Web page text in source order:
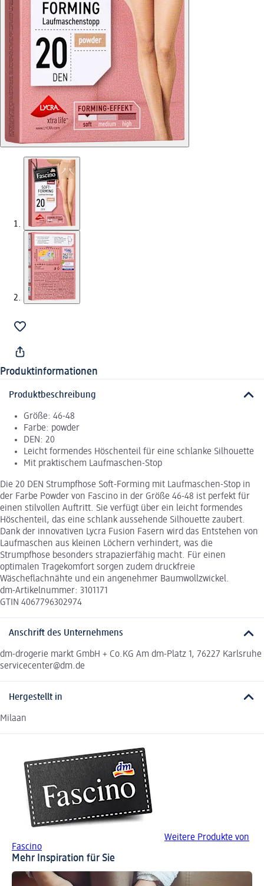
Produktinformationen
Produktbeschreibung
Größe: 46-48
Farbe: powder
DEN: 20
Leicht formendes Höschenteil für eine schlanke Silhouette
Mit praktischem Laufmaschen-Stop
Die 20 DEN Strumpfhose Soft-Forming mit Laufmaschen-Stop in
der Farbe Powder von Fascino in der Größe 46-48 ist perfekt für
einen stilvollen Auftritt. Sie verfügt über ein leicht formendes
Höschenteil, das eine schlank aussehende Silhouette zaubert.
Dank der innovativen Lycra Fusion Fasern wird das Entstehen von
Laufmaschen aus kleinen Löchern verhindert, was die
Strumpfhose besonders strapazierfähig macht. Für einen
optimalen Tragekomfort sorgen zudem druckfreie
Wäscheflachnähte und ein angenehmer Baumwollzwickel.
dm-Artikelnummer: 3101171
GTIN 4067796302974
Anschrift des Unternehmens
dm-drogerie markt GmbH + Co.KG Am dm-Platz 1, 76227 Karlsruhe
servicecenter@dm.de
Hergestellt in
Milaan
Weitere Produkte von
Fascino
Mehr Inspiration für Sie